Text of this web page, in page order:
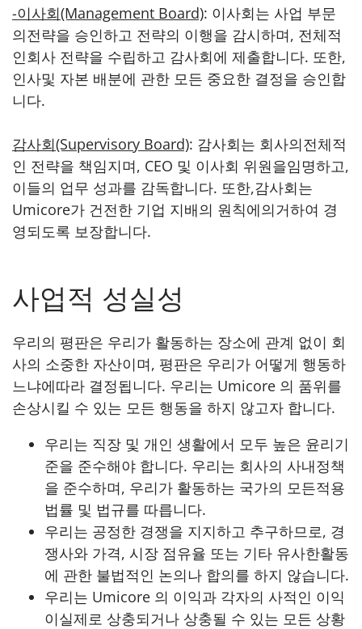
-이사회(Management Board): 이사회는 사업 부문
의전략을 승인하고 전략의 이행을 감시하며, 전체적
인회사 전략을 수립하고 감사회에 제출합니다. 또한,
인사및 자본 배분에 관한 모든 중요한 결정을 승인합
니다.
감사회(Supervisory Board): 감사회는 회사의전체적
인 전략을 책임지며, CEO 및 이사회 위원을임명하고,
이들의 업무 성과를 감독합니다. 또한,감사회는
Umicore가 건전한 기업 지배의 원칙에의거하여 경
영되도록 보장합니다.
사업적 성실성
우리의 평판은 우리가 활동하는 장소에 관계 없이 회
사의 소중한 자산이며, 평판은 우리가 어떻게 행동하
느냐에따라 결정됩니다. 우리는 Umicore 의 품위를
손상시킬 수 있는 모든 행동을 하지 않고자 합니다.
우리는 직장 및 개인 생활에서 모두 높은 윤리기
준을 준수해야 합니다. 우리는 회사의 사내정책
을 준수하며, 우리가 활동하는 국가의 모든적용
법률 및 법규를 따릅니다.
우리는 공정한 경쟁을 지지하고 추구하므로, 경
쟁사와 가격, 시장 점유율 또는 기타 유사한활동
에 관한 불법적인 논의나 합의를 하지 않습니다.
우리는 Umicore 의 이익과 각자의 사적인 이익
이실제로 상충되거나 상충될 수 있는 모든 상황